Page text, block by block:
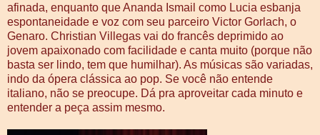
afinada, enquanto que Ananda Ismail como Lucia esbanja
espontaneidade e voz com seu parceiro Victor Gorlach, o
Genaro. Christian Villegas vai do francês deprimido ao
jovem apaixonado com facilidade e canta muito (porque não
basta ser lindo, tem que humilhar). As músicas são variadas,
indo da ópera clássica ao pop. Se você não entende
italiano, não se preocupe. Dá pra aproveitar cada minuto e
entender a peça assim mesmo.